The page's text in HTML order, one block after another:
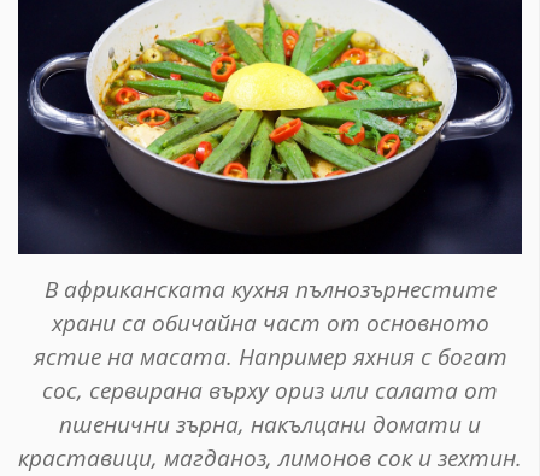
В африканската кухня пълнозърнестите
храни са обичайна част от основното
ястие на масата. Например яхния с богат
сос, сервирана върху ориз или салата от
пшенични зърна, накълцани домати и
краставици, магданоз, лимонов сок и зехтин.